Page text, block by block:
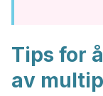
Tips for
av